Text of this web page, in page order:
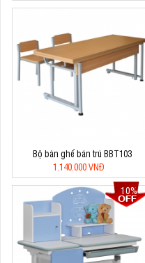
Bộ bàn ghế bán trú BBT103
1.140.000 VNĐ
10%